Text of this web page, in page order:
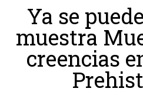
Equipo de Gobierno
Corporación Municipal -
Delegaciones Municipales
Teléfonos de contacto
Ordenanzas Municipales
Ya se
muestra
creencias